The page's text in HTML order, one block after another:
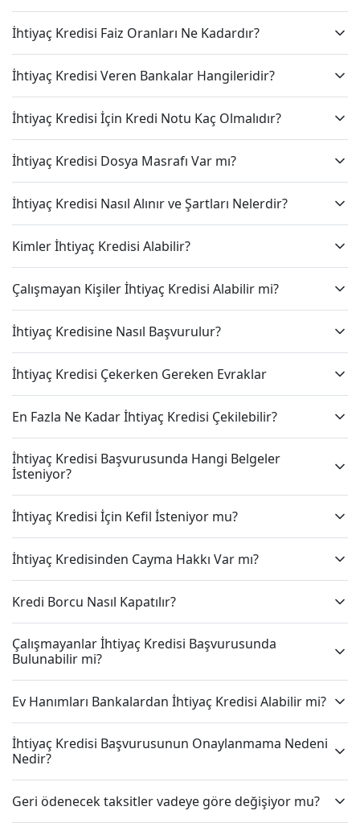
İhtiyaç Kredisi Faiz Oranları Ne Kadardır?
İhtiyaç Kredisi Veren Bankalar Hangileridir?
İhtiyaç Kredisi İçin Kredi Notu Kaç Olmalıdır?
İhtiyaç Kredisi Dosya Masrafı Var mı?
İhtiyaç Kredisi Nasıl Alınır ve Şartları Nelerdir?
Kimler İhtiyaç Kredisi Alabilir?
Çalışmayan Kişiler İhtiyaç Kredisi Alabilir mi?
İhtiyaç Kredisine Nasıl Başvurulur?
İhtiyaç Kredisi Çekerken Gereken Evraklar
En Fazla Ne Kadar İhtiyaç Kredisi Çekilebilir?
İhtiyaç Kredisi Başvurusunda Hangi Belgeler
İsteniyor?
İhtiyaç Kredisi İçin Kefil İsteniyor mu?
İhtiyaç Kredisinden Cayma Hakkı Var mı?
Kredi Borcu Nasıl Kapatılır?
Çalışmayanlar İhtiyaç Kredisi Başvurusunda
Bulunabilir mi?
Ev Hanımları Bankalardan İhtiyaç Kredisi Alabilir mi?
İhtiyaç Kredisi Başvurusunun Onaylanmama Nedeni
Nedir?
Geri ödenecek taksitler vadeye göre değişiyor mu?